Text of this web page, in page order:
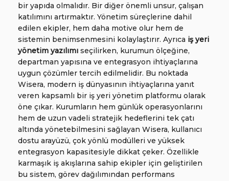
bir yapıda olmalıdır. Bir diğer önemli unsur, çalışan
katılımını artırmaktır. Yönetim süreçlerine dahil
edilen ekipler, hem daha motive olur hem de
sistemin benimsenmesini kolaylaştırır. Ayrıca iş yeri
yönetim yazılımı seçilirken, kurumun ölçeğine,
departman yapısına ve entegrasyon ihtiyaçlarına
uygun çözümler tercih edilmelidir. Bu noktada
Wisera, modern iş dünyasının ihtiyaçlarına yanıt
veren kapsamlı bir iş yeri yönetim platformu olarak
öne çıkar. Kurumların hem günlük operasyonlarını
hem de uzun vadeli stratejik hedeflerini tek çatı
altında yönetebilmesini sağlayan Wisera, kullanıcı
dostu arayüzü, çok yönlü modülleri ve yüksek
entegrasyon kapasitesiyle dikkat çeker. Özellikle
karmaşık iş akışlarına sahip ekipler için geliştirilen
bu sistem, görev dağılımından performans